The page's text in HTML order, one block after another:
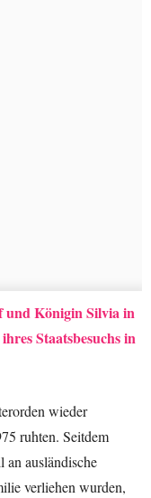
Königin Silvia in
Staatsbesuchs in
wieder
ruhten. Seitdem
an ausländische
verliehen wurden,